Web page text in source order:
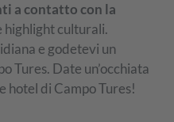
a contatto con la
highlight culturali.
e godetevi un
Tures. Date un’occhiata
hotel di Campo Tures!